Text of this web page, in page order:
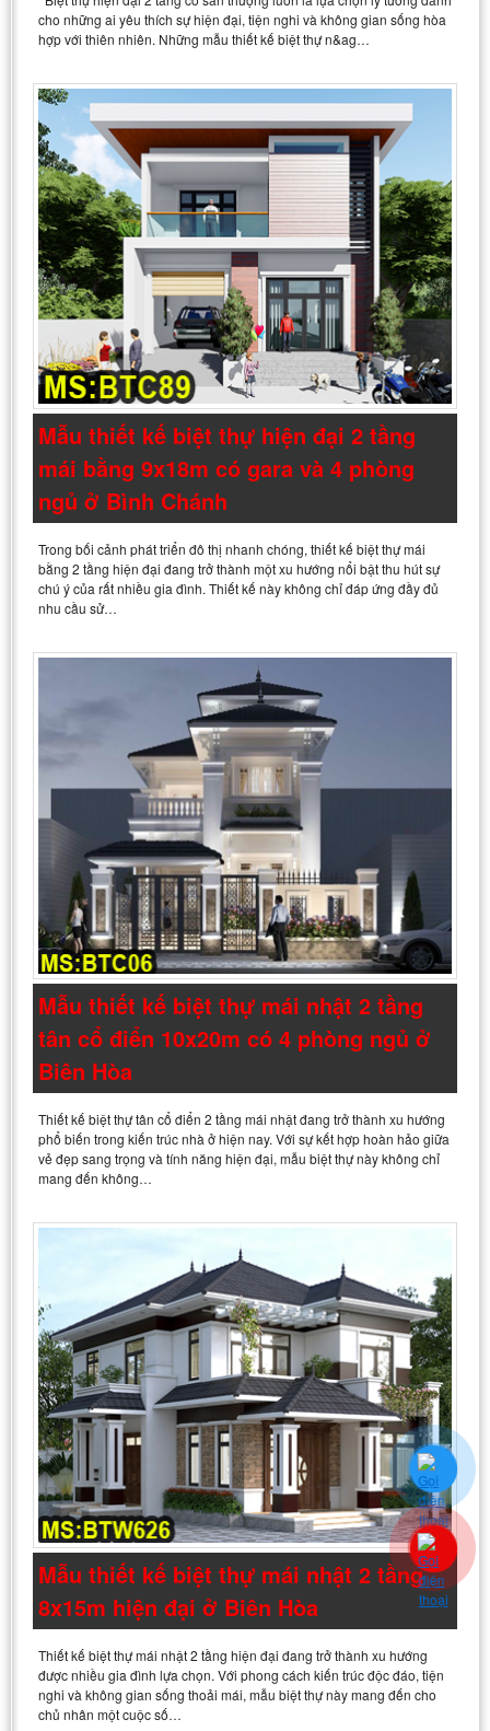
cho những ai yêu thích sự hiện đại, tiện nghi và không gian sống hòa
hợp với thiên nhiên. Những mẫu thiết kế biệt thự n&ag…
Mẫu thiết kế biệt thự hiện đại 2 tầng
mái bằng 9x18m có gara và 4 phòng
ngủ ở Bình Chánh
Trong bối cảnh phát triển đô thị nhanh chóng, thiết kế biệt thự mái
bằng 2 tầng hiện đại đang trở thành một xu hướng nổi bật thu hút sự
chú ý của rất nhiều gia đình. Thiết kế này không chỉ đáp ứng đầy đủ
nhu cầu sử…
Mẫu thiết kế biệt thự mái nhật 2 tầng
tân cổ điển 10x20m có 4 phòng ngủ ở
Biên Hòa
Thiết kế biệt thự tân cổ điển 2 tầng mái nhật đang trở thành xu hướng
phổ biến trong kiến trúc nhà ở hiện nay. Với sự kết hợp hoàn hảo giữa
vẻ đẹp sang trọng và tính năng hiện đại, mẫu biệt thự này không chỉ
mang đến không…
Mẫu thiết kế biệt thự mái nhật 2 tầng
8x15m hiện đại ở Biên Hòa
Thiết kế biệt thự mái nhật 2 tầng hiện đại đang trở thành xu hướng
được nhiều gia đình lựa chọn. Với phong cách kiến trúc độc đáo, tiện
nghi và không gian sống thoải mái, mẫu biệt thự này mang đến cho
chủ nhân một cuộc số…